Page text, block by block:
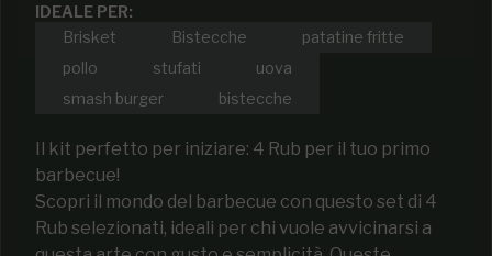
IDEALE PER:
Brisket
Bistecche
patatine fritte
pollo
stufati
uova
smash burger
bistecche
Il kit perfetto per iniziare: 4 Rub per il tuo primo
barbecue!
Scopri il mondo del barbecue con questo set di 4
Rub selezionati, ideali per chi vuole avvicinarsi a